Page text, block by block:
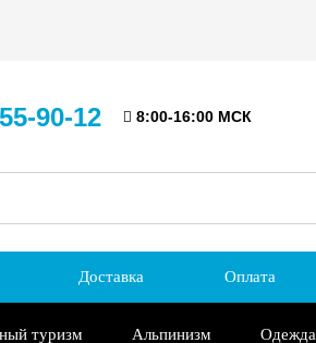
90-12 8:00-16:00 МСК
Доставка Оплата
туризм Альпинизм Одежда